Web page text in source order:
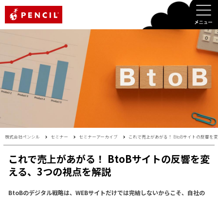
株式会社ペンシル セミナー セミナーアーカイブ これで売上があがる！ BtoBサイトの反響を
これで売上があがる！ BtoBサイトの反響を変
える、3つの視点を解説
BtoBのデジタル戦略は、WEBサイトだけでは完結しないからこそ、自社の